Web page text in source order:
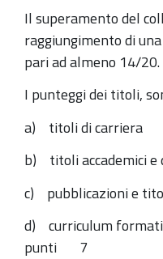
Il superamento del
raggiungimento di
pari ad almeno 14/20.
I punteggi dei titoli,
a) titoli di
b) titoli
c) pubblicazioni
d) curriculum
punti 7